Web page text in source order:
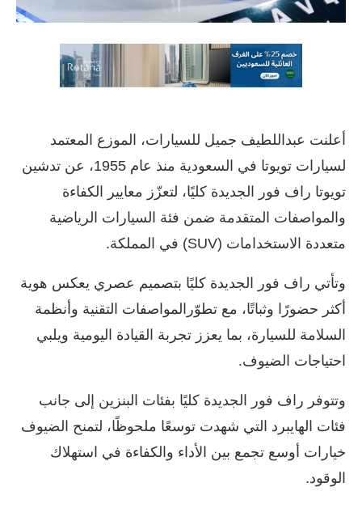
أعلنت عبداللطيف جميل للسيارات، الموزع المعتمد
لسيارات تويوتا في السعودية منذ عام 1955، عن تدشين
تويوتا راف فور الجديدة كليًا، لتعزّز معايير الكفاءة
والمواصفات المتقدمة ضمن فئة السيارات الرياضية
متعددة الاستخدامات (SUV) في المملكة.
وتأتي راف فور الجديدة كليًا بتصميم عصري يعكس هوية
أكثر حضورًا وثباتًا، مع تطوّرالمواصفات التقنية وأنظمة
السلامة للسيارة، بما يعزز تجربة القيادة اليومية ويلبي
احتياجات الضيوف.
وتتوفر راف فور الجديدة كليًا بفئات البنزين إلى جانب
فئات الهايبرد التي شهدت توسعًا ملحوظًا، لتمنح الضيوف
خيارات أوسع تجمع بين الأداء والكفاءة في استهلاك
الوقود.